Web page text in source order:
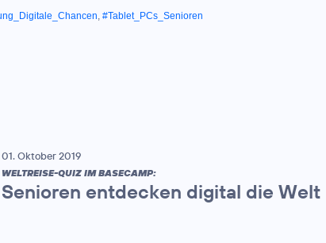
, #Tablet_PCs_Senioren
01. Oktober 2019
WELTREISE-QUIZ IM BASECAMP:
Senioren entdecken digital die Welt